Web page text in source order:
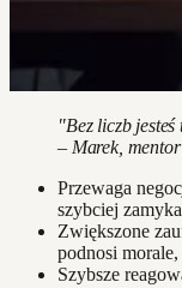
"Bez liczb
– Marek,
Przewaga
szybciej
Zwiększone
podnosi
Szybsze